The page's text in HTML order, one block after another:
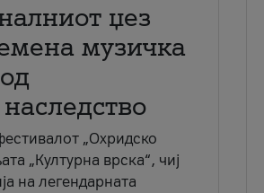
џез
музичка
„Охридско
„Културна врска“, чиј
на легендарната